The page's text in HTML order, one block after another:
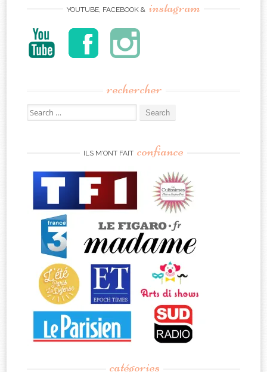
YOUTUBE, FACEBOOK & instagram
rechercher
Search
for:
ILS M’ONT FAIT confiance
catégories